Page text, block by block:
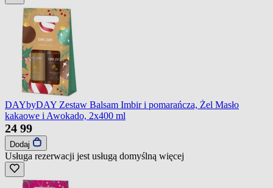
DAYbyDAY Zestaw Balsam Imbir i pomarańcza, Żel Masło
kakaowe i Awokado, 2x400 ml
24 99
Dodaj
Usługa rezerwacji jest usługą domyślną więcej